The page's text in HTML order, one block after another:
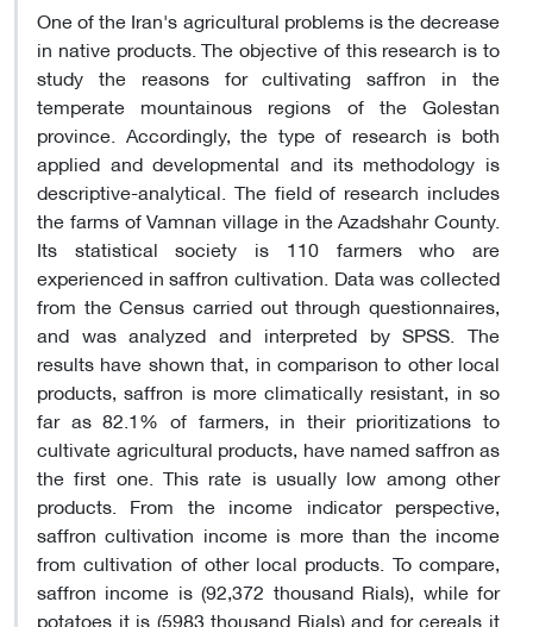
One of the Iran's agricultural problems is the decrease
in native products. The objective of this research is to
study the reasons for cultivating saffron in the
temperate mountainous regions of the Golestan
province. Accordingly, the type of research is both
applied and developmental and its methodology is
descriptive-analytical. The field of research includes
the farms of Vamnan village in the Azadshahr County.
Its statistical society is 110 farmers who are
experienced in saffron cultivation. Data was collected
from the Census carried out through questionnaires,
and was analyzed and interpreted by SPSS. The
results have shown that, in comparison to other local
products, saffron is more climatically resistant, in so
far as 82.1% of farmers, in their prioritizations to
cultivate agricultural products, have named saffron as
the first one. This rate is usually low among other
products. From the income indicator perspective,
saffron cultivation income is more than the income
from cultivation of other local products. To compare,
saffron income is (92,372 thousand Rials), while for
potatoes it is (5983 thousand Rials) and for cereals it